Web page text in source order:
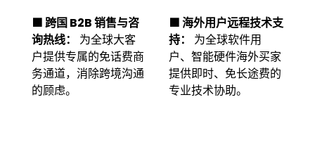
🟩跨国 B2B 销售与咨
询热线：
为全球大客
户提供专属的免话费商
务通道，消除跨境沟通
的顾虑。
🟩海外用户远程技术支
持：
为全球软件用
户、智能硬件海外买家
提供即时、免长途费的
专业技术协助。